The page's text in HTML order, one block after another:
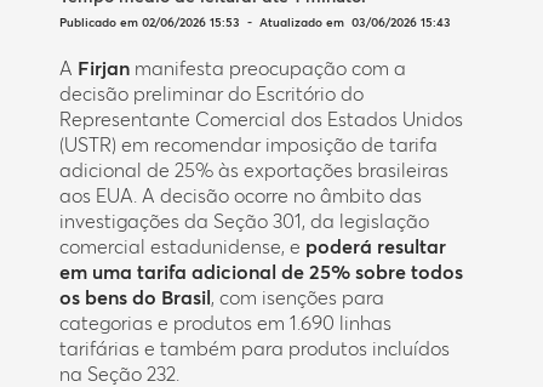
Publicado em 02/06/2026 15:53 - Atualizado em 03/06/2026 15:43
A Firjan manifesta preocupação com a
decisão preliminar do Escritório do
Representante Comercial dos Estados Unidos
(USTR) em recomendar imposição de tarifa
adicional de 25% às exportações brasileiras
aos EUA. A decisão ocorre no âmbito das
investigações da Seção 301, da legislação
comercial estadunidense, e poderá resultar
em uma tarifa adicional de 25% sobre todos
os bens do Brasil, com isenções para
categorias e produtos em 1.690 linhas
tarifárias e também para produtos incluídos
na Seção 232.